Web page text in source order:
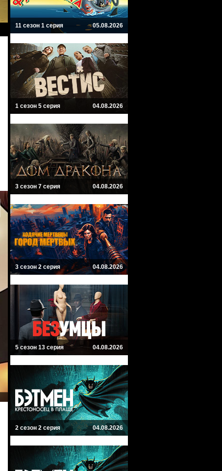
11 сезон 1 серия 05.08.2026
1 сезон 5 серия 04.08.2026
3 сезон 7 серия 04.08.2026
3 сезон 2 серия 04.08.2026
5 сезон 13 серия 04.08.2026
2 сезон 2 серия 04.08.2026